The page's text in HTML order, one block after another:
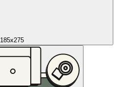
185x275